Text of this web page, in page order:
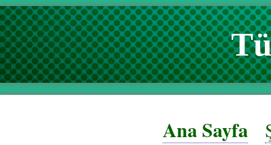
Ana Sayfa